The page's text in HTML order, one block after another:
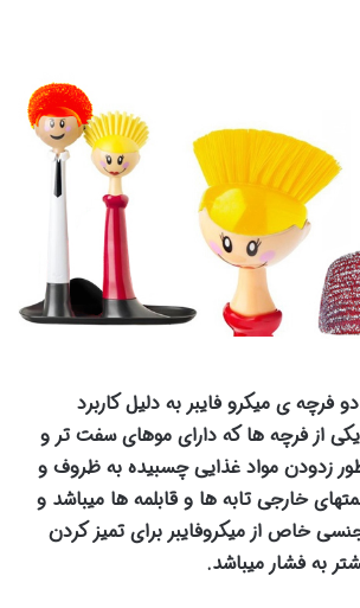
فرچه ی میکرو فایبر به دلیل کاربرد
از فرچه ها که دارای موهای سفت تر و
زدودن مواد غذایی چسبیده به ظروف و
خارجی تابه ها و قابلمه ها میباشد و
خاص از میکروفایبر برای تمیز کردن
به فشار میباشد.